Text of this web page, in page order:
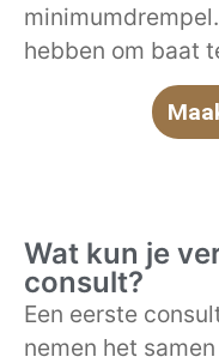
hebben om baat
Wat kun je
consult?
Een eerste
nemen het